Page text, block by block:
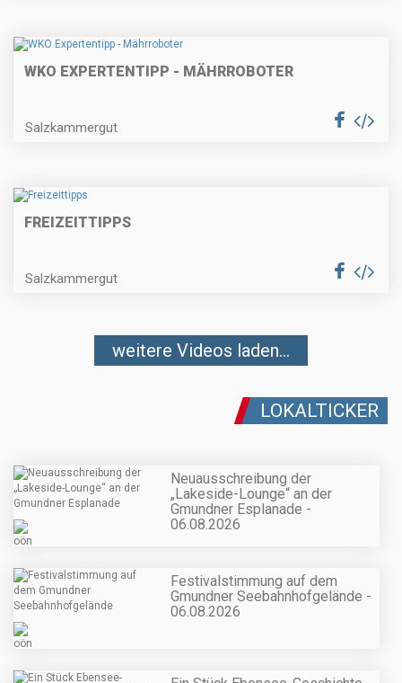
WKO EXPERTENTIPP - MÄHRROBOTER
Salzkammergut
FREIZEITTIPPS
Salzkammergut
weitere Videos laden...
LOKALTICKER
Neuausschreibung der
„Lakeside-Lounge“ an der
Gmundner Esplanade -
06.08.2026
Festivalstimmung auf dem
Gmundner Seebahnhofgelände -
06.08.2026